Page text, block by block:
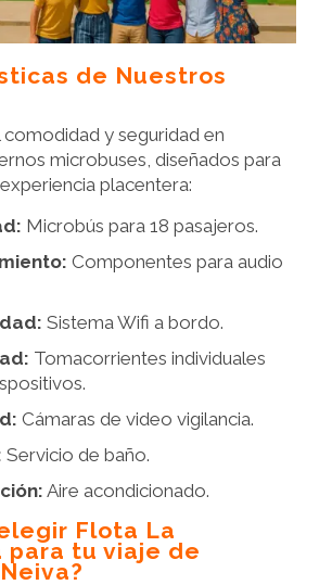
de Nuestros
y seguridad en
microbuses, diseñados para
placentera:
Microbús para 18 pasajeros.
Componentes para audio
Sistema Wifi a bordo.
Tomacorrientes individuales
Cámaras de video vigilancia.
Servicio de baño.
Aire acondicionado.
Flota La
para tu viaje de